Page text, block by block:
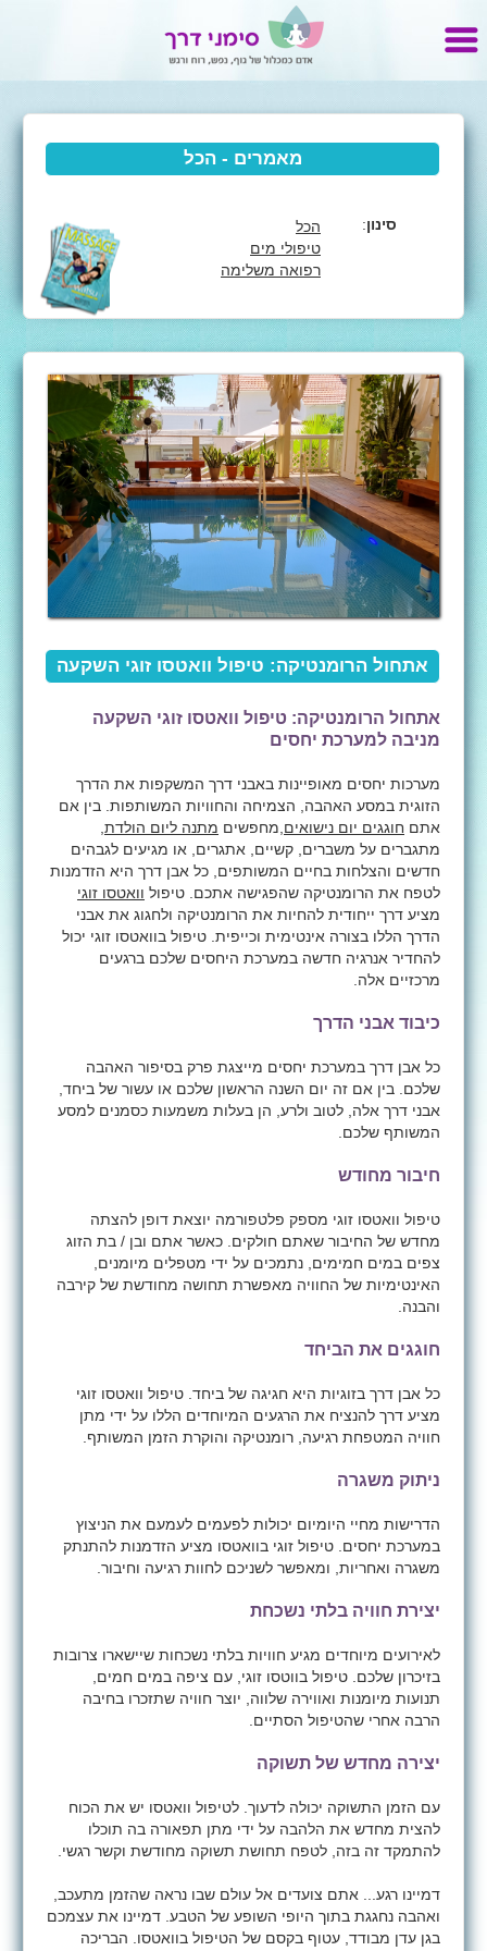
מאמרים - הכל
סינון:
הכל
טיפולי מים
רפואה משלימה
אתחול הרומנטיקה: טיפול וואטסו זוגי השקעה
אתחול הרומנטיקה: טיפול וואטסו זוגי השקעה
מניבה למערכת יחסים
מערכות יחסים מאופיינות באבני דרך המשקפות את הדרך
הזוגית במסע האהבה, הצמיחה והחוויות המשותפות. בין אם
אתם חוגגים יום נישואים ,מחפשים מתנה ליום הולדת
מתגברים על משברים, קשיים, אתגרים, או מגיעים לגבהים
חדשים והצלחות בחיים המשותפים, כל אבן דרך היא הזדמנות
לטפח את הרומנטיקה שהפגישה אתכם. טיפול וואטסו זוגי
מציע דרך ייחודית להחיות את הרומנטיקה ולחגוג את אבני
הדרך הללו בצורה אינטימית וכייפית. טיפול בוואטסו זוגי יכול
להחדיר אנרגיה חדשה במערכת היחסים שלכם ברגעים
מרכזיים אלה.
כיבוד אבני הדרך
כל אבן דרך במערכת יחסים מייצגת פרק בסיפור האהבה
שלכם. בין אם זה יום השנה הראשון שלכם או עשור של ביחד,
אבני דרך אלה, לטוב ולרע, הן בעלות משמעות כסמנים למסע
המשותף שלכם.
חיבור מחודש
טיפול וואטסו זוגי מספק פלטפורמה יוצאת דופן להצתה
מחדש של החיבור שאתם חולקים. כאשר אתם ובן / בת הזוג
צפים במים חמימים, נתמכים על ידי מטפלים מיומנים,
האינטימיות של החוויה מאפשרת תחושה מחודשת של קירבה
והבנה.
חוגגים את הביחד
כל אבן דרך בזוגיות היא חגיגה של ביחד. טיפול וואטסו זוגי
מציע דרך להנציח את הרגעים המיוחדים הללו על ידי מתן
חוויה המטפחת רגיעה, רומנטיקה והוקרת הזמן המשותף.
ניתוק משגרה
הדרישות מחיי היומיום יכולות לפעמים לעמעם את הניצוץ
במערכת יחסים. טיפול זוגי בוואטסו מציע הזדמנות להתנתק
משגרה ואחריות, ומאפשר לשניכם לחוות רגיעה וחיבור.
יצירת חוויה בלתי נשכחת
לאירועים מיוחדים מגיע חוויות בלתי נשכחות שיישארו צרובות
בזיכרון שלכם. טיפול בווטסו זוגי, עם ציפה במים חמים,
תנועות מיומנות ואווירה שלווה, יוצר חוויה שתזכרו בחיבה
הרבה אחרי שהטיפול הסתיים.
יצירה מחדש של תשוקה
עם הזמן התשוקה יכולה לדעוך. לטיפול וואטסו יש את הכוח
להצית מחדש את הלהבה על ידי מתן תפאורה בה תוכלו
להתמקד זה בזה, לטפח תחושת תשוקה מחודשת וקשר רגשי.
דמיינו רגע... אתם צועדים אל עולם שבו נראה שהזמן מתעכב,
ואהבה נחגגת בתוך היופי השופע של הטבע. דמיינו את עצמכם
בגן עדן מבודד, עטוף בקסם של הטיפול בוואטסו. הבריכה